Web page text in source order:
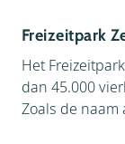
Freizeitpark
Het
dan 45.000
Zoals de naam